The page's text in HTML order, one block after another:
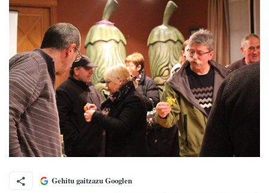
Gehitu gaitzazu Googlen